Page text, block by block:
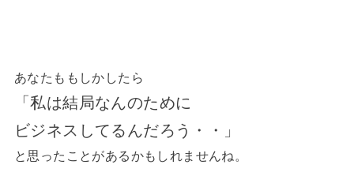
あなたももしかしたら
「私は結局なんのために
ビジネスしてるんだろう・・」
と思ったことがあるかもしれませんね。